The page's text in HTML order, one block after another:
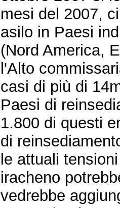
mesi del 2007,
asilo in Paesi
(Nord America,
l'Alto
casi di più di
Paesi di
1.800 di questi
di
le attuali
iracheno
vedrebbe